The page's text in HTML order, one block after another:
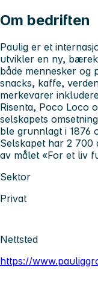
Om bedriften
Paulig er et
utvikler en ny,
både mennesker og
snacks, kaffe,
merkevarer
Risenta, Poco Loco
selskapets
ble grunnlagt i 1876
Selskapet har 2 700
av målet «For et liv
Sektor
Privat
Nettsted
https://